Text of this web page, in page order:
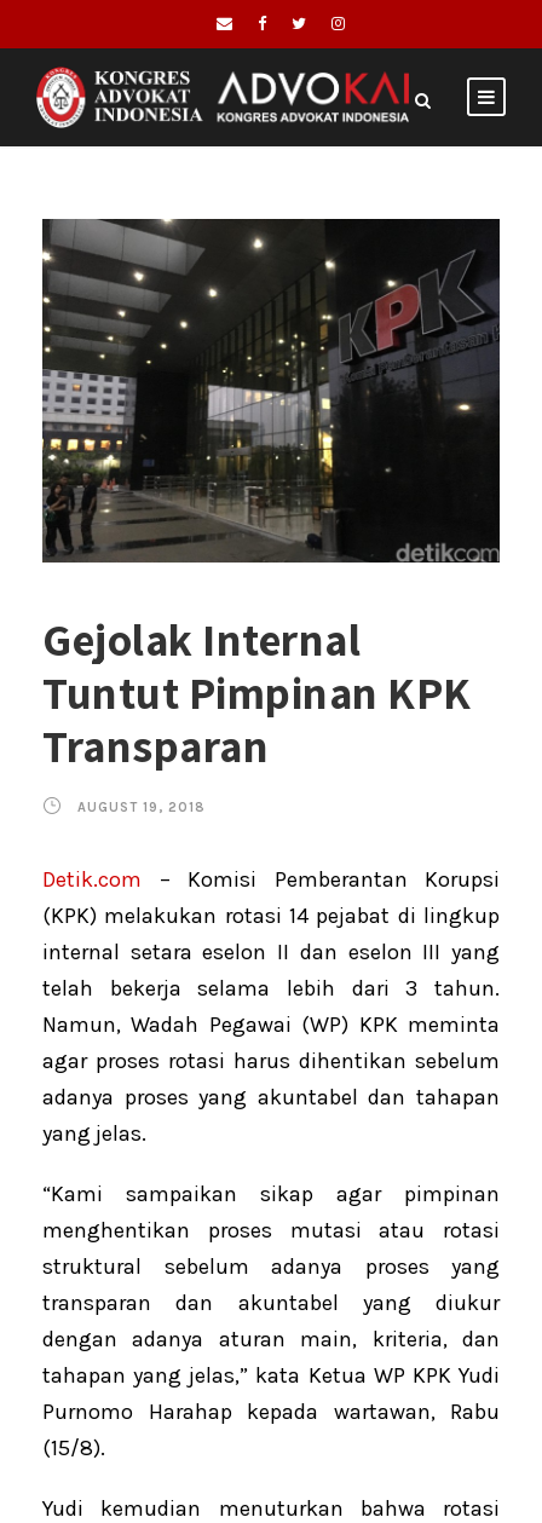
Gejolak Internal
Tuntut Pimpinan KPK
Transparan
AUGUST 19, 2018
Detik.com – Komisi Pemberantan Korupsi
(KPK) melakukan rotasi 14 pejabat di lingkup
internal setara eselon II dan eselon III yang
telah bekerja selama lebih dari 3 tahun.
Namun, Wadah Pegawai (WP) KPK meminta
agar proses rotasi harus dihentikan sebelum
adanya proses yang akuntabel dan tahapan
yang jelas.
“Kami sampaikan sikap agar pimpinan
menghentikan proses mutasi atau rotasi
struktural sebelum adanya proses yang
transparan dan akuntabel yang diukur
dengan adanya aturan main, kriteria, dan
tahapan yang jelas,” kata Ketua WP KPK Yudi
Purnomo Harahap kepada wartawan, Rabu
(15/8).
Yudi kemudian menuturkan bahwa rotasi